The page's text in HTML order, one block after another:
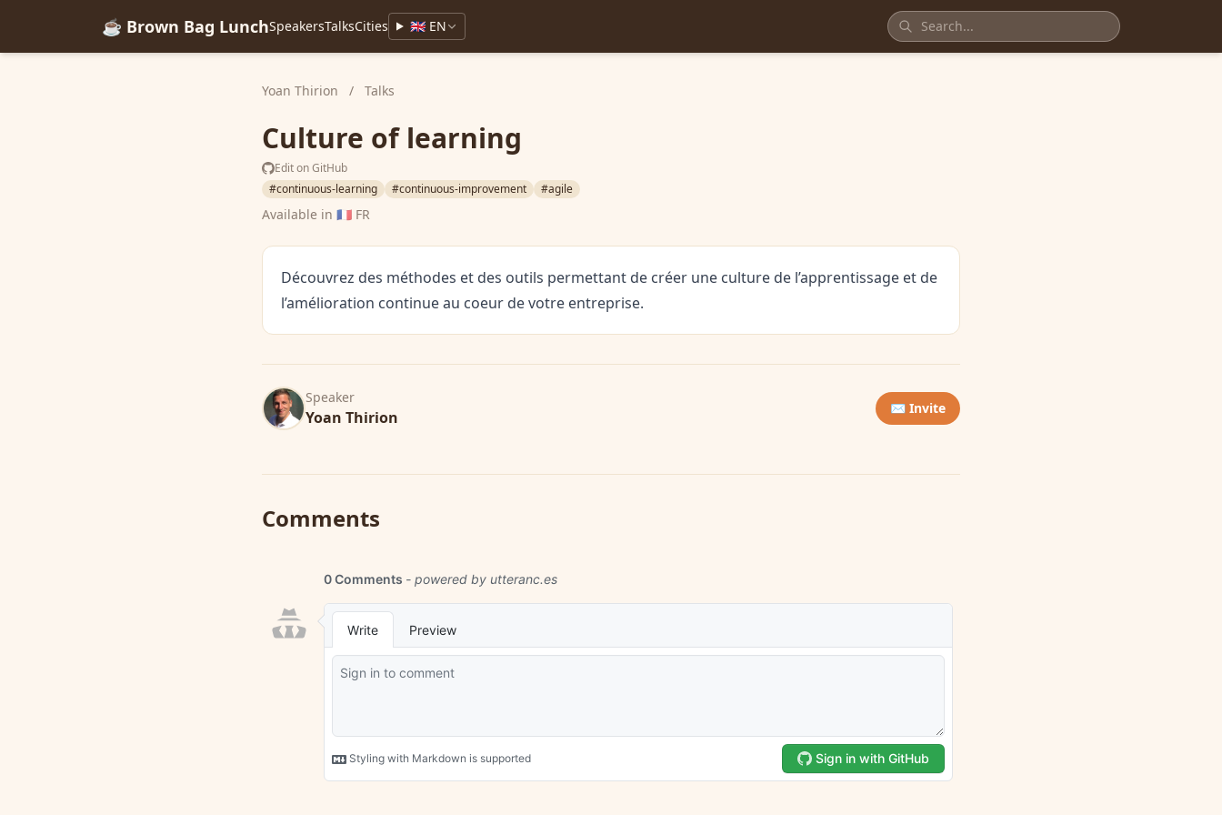
☕ Brown Bag LunchSpeakersTalksCities 🇬🇧 EN
Yoan Thirion / Talks
Culture of learning
Edit on GitHub
#continuous-learning
#continuous-improvement #agile
Available in 🇫🇷 FR
Découvrez des méthodes et des outils permettant de créer une culture de l’apprentissage et de
l’amélioration continue au coeur de votre entreprise.
Speaker
Yoan Thirion ✉️ Invite
Comments